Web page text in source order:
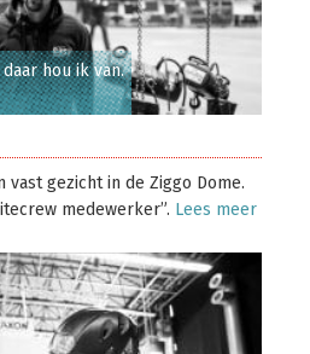
hou ik van.
vast gezicht in de Ziggo Dome.
medewerker”. Lees meer